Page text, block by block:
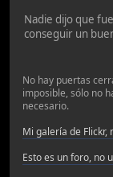
Nadie dijo que
conseguir un
No hay puertas
imposible, sólo no
necesario.
Mi galería de Flickr,
Esto es un foro, no